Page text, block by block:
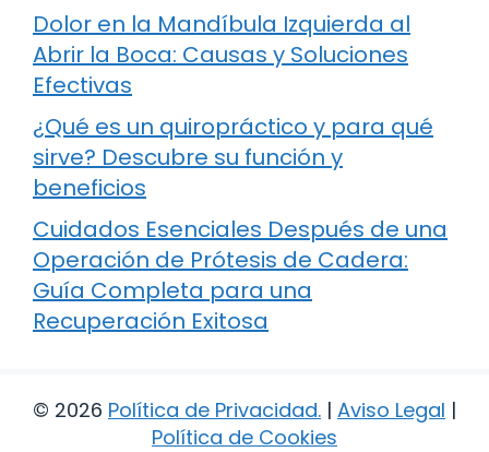
Dolor en la Mandíbula Izquierda al
Abrir la Boca: Causas y Soluciones
Efectivas
¿Qué es un quiropráctico y para qué
sirve? Descubre su función y
beneficios
Cuidados Esenciales Después de una
Operación de Prótesis de Cadera:
Guía Completa para una
Recuperación Exitosa
© 2026 Política de Privacidad. | Aviso Legal |
Política de Cookies